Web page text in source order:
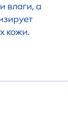
влаги, а
кожи.